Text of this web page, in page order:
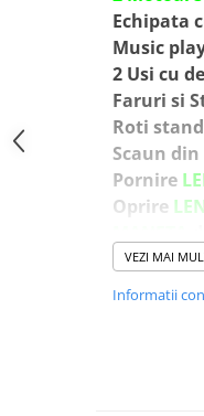
Echipata
Music
2 Usi cu
Faruri si
Roti
Scaun
Pornire
Oprire
Produsul
CONTROL
3 nivele
VEZI MAI
Informatii